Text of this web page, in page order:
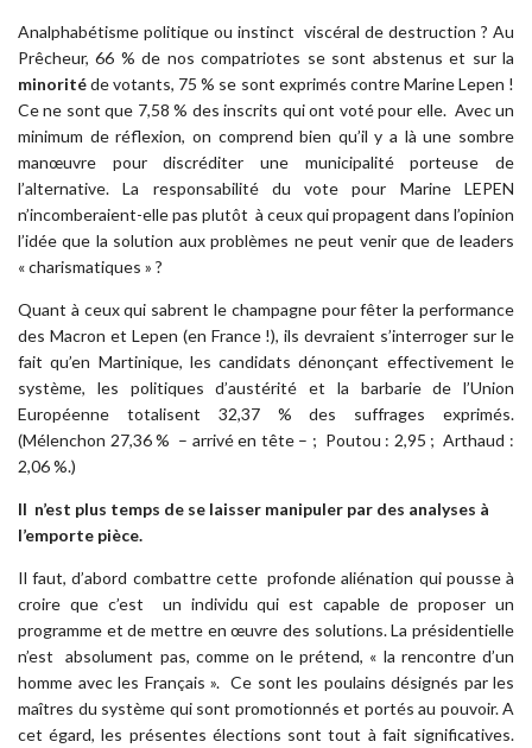
Analphabétisme politique ou instinct viscéral de destruction ? Au
Prêcheur, 66 % de nos compatriotes se sont abstenus et sur la
minoritéde votants, 75 % se sont exprimés contre Marine Lepen !
Ce ne sont que 7,58 % des inscrits qui ont voté pour elle. Avec un
minimum de réflexion, on comprend bien qu’il y a là une sombre
manœuvre pour discréditer une municipalité porteuse de
l’alternative. La responsabilité du vote pour Marine LEPEN
n’incomberaient-elle pas plutôt à ceux qui propagent dans l’opinion
l’idée que la solution aux problèmes ne peut venir que de leaders
« charismatiques » ?
Quant à ceux qui sabrent le champagne pour fêter la performance
des Macron et Lepen (en France !), ils devraient s’interroger sur le
fait qu’en Martinique, les candidats dénonçant effectivement le
système, les politiques d’austérité et la barbarie de l’Union
Européenne totalisent 32,37 % des suffrages exprimés.
(Mélenchon 27,36 % – arrivé en tête – ; Poutou : 2,95 ; Arthaud :
2,06 %.)
Il n’est plus temps de se laisser manipuler par des analyses à
l’emporte pièce.
Il faut, d’abord combattre cette profonde aliénation qui pousse à
croire que c’est un individu qui est capable de proposer un
programme et de mettre en œuvre des solutions. La présidentielle
n’est absolument pas, comme on le prétend, « la rencontre d’un
homme avec les Français ». Ce sont les poulains désignés par les
maîtres du système qui sont promotionnés et portés au pouvoir. A
cet égard, les présentes élections sont tout à fait significatives.